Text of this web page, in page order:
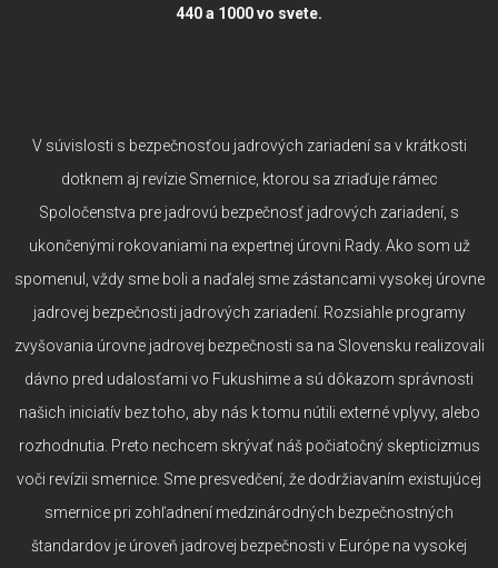
440 a 1000 vo svete.
V súvislosti s bezpečnosťou jadrových zariadení sa v krátkosti
dotknem aj revízie Smernice, ktorou sa zriaďuje rámec
Spoločenstva pre jadrovú bezpečnosť jadrových zariadení, s
ukončenými rokovaniami na expertnej úrovni Rady. Ako som už
spomenul, vždy sme boli a naďalej sme zástancami vysokej úrovne
jadrovej bezpečnosti jadrových zariadení. Rozsiahle programy
zvyšovania úrovne jadrovej bezpečnosti sa na Slovensku realizovali
dávno pred udalosťami vo Fukushime a sú dôkazom správnosti
našich iniciatív bez toho, aby nás k tomu nútili externé vplyvy, alebo
rozhodnutia. Preto nechcem skrývať náš počiatočný skepticizmus
voči revízii smernice. Sme presvedčení, že dodržiavaním existujúcej
smernice pri zohľadnení medzinárodných bezpečnostných
štandardov je úroveň jadrovej bezpečnosti v Európe na vysokej